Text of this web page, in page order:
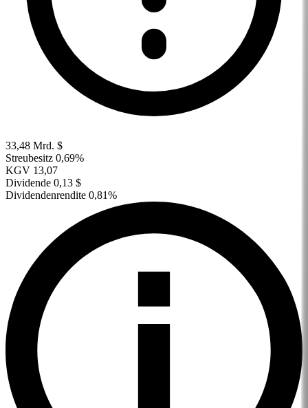
33,48 Mrd. $
Streubesitz 0,69%
KGV 13,07
Dividende 0,13 $
Dividendenrendite 0,81%